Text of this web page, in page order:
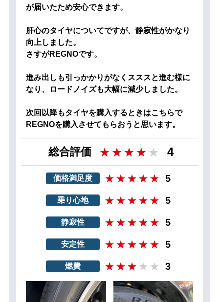
が届いたため安心できます。
肝心のタイヤについてですが、静寂性がかなり
向上しました。
さすがREGNOです。
進み出しも引っかかりがなくスススと進む様に
なり、ロードノイズも大幅に減少しました。
次回以降もタイヤを購入するときはこちらで
REGNOを購入させてもらおうと思います。
総合評価 4
価格満足度 5
乗り心地 5
静寂性 5
安定性 5
燃費 3